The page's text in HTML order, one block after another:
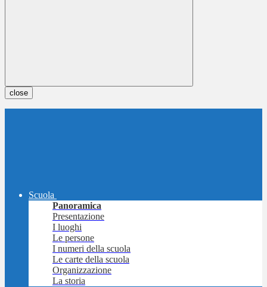
close
Scuola
Panoramica
Presentazione
I luoghi
Le persone
I numeri della scuola
Le carte della scuola
Organizzazione
La storia